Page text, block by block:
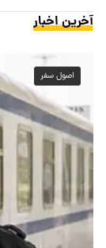
آخرین اخبار
اصول سفر